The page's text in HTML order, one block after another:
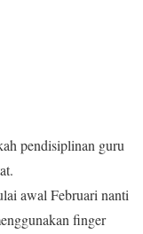
pendisiplinan guru
awal Februari nanti
finger